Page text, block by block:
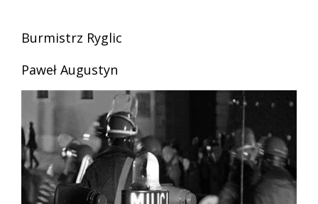
Burmistrz Ryglic
Paweł Augustyn